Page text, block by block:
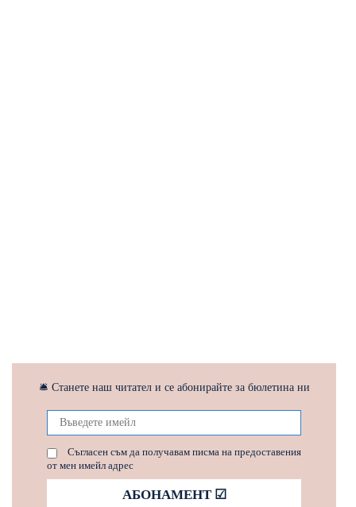
🛎 Станете наш читател и се абонирайте за бюлетина ни
Съгласен съм да получавам писма на предоставения
от мен имейл адрес